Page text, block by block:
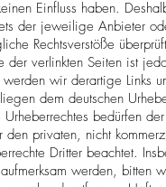
Einfluss haben.
der jeweilige Anbieter
Rechtsverstöße
verlinkten Seiten ist
wir derartige Links
dem deutschen
bedürfen
privaten, nicht
Dritter beachtet.
werden, bitten